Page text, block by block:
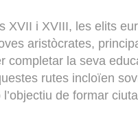
XVII i XVIII, les elits
aristòcrates,
completar la seva
rutes incloïen
de formar